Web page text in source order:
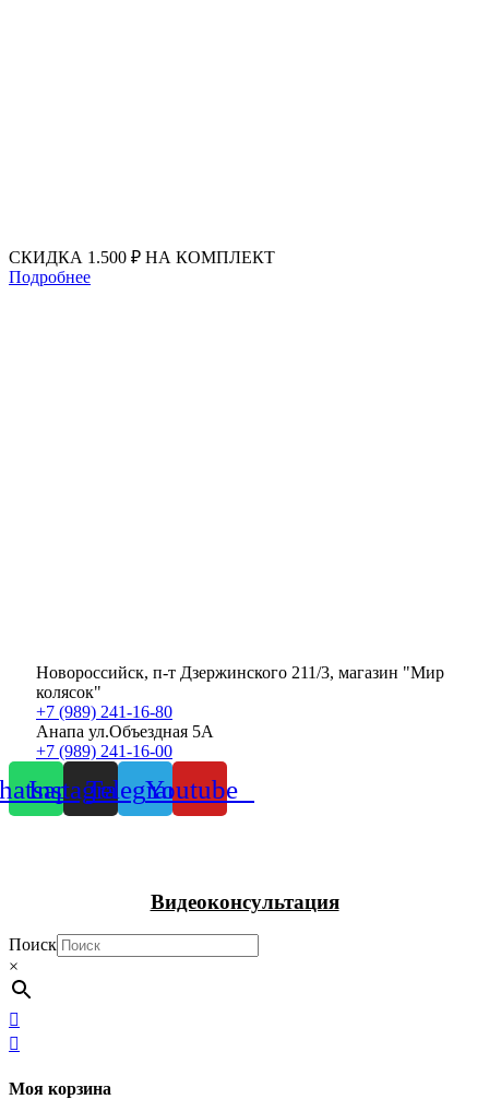
СКИДКА 1.500 ₽ НА КОМПЛЕКТ
Подробнее
Новороссийск, п-т Дзержинского 211/3, магазин "Мир
колясок"
+7 (989) 241-16-80
Анапа ул.Объездная 5А
+7 (989) 241-16-00
InstagramTelegramYoutube
Видеоконсультация
Поиск
×
Моя корзина